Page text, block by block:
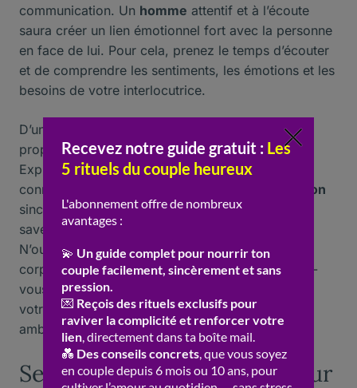
communication. Un homme attentif et à l’écoute
saura créer un lien émotionnel fort avec la personne
en face de lui. Pour cela, prenez le temps d’écouter
et de comprendre les sentiments, les émotions et les
besoins de votre interlocutrice.
D’un autre côté, n’hésitez pas à partager vos
propres expériences et sentiments avec elle.
Exprimer vos émotions permettra de renforcer la
connexion entre vous deux et d’établir une
relation
sincère. Lesfemmesapprécient les hommes qui
savent se montrer vulnérables et authentiques.
N’oubliez pas non plus l’importance du langage
corporel et dudivertissement pendant un rendez-
vous : une attitude détendue et souriante mettra
votre interlocutrice à l’aise et favorisera une
ambiance agréable.
Se montrer sous son meilleur